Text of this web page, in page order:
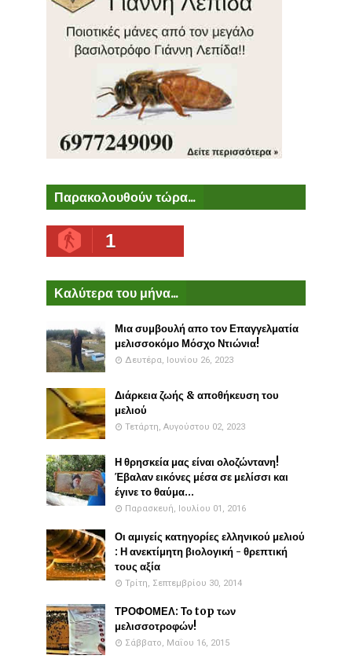
Παρακολουθούν τώρα...
1
Καλύτερα του μήνα...
Μια συμβουλή απο τον Επαγγελματία
μελισσοκόμο Μόσχο Ντιώνια!
Δευτέρα, Ιουνίου 26, 2023
Διάρκεια ζωής & αποθήκευση του
μελιού
Τετάρτη, Αυγούστου 02, 2023
Η θρησκεία μας είναι ολοζώντανη!
Έβαλαν εικόνες μέσα σε μελίσσι και
έγινε το θαύμα...
Παρασκευή, Ιουλίου 01, 2016
Οι αμιγείς κατηγορίες ελληνικού μελιού
: Η ανεκτίμητη βιολογική - θρεπτική
τους αξία
Τρίτη, Σεπτεμβρίου 30, 2014
ΤΡΟΦΟΜΕΛ: Το top των
μελισσοτροφών!
Σάββατο, Μαΐου 16, 2015